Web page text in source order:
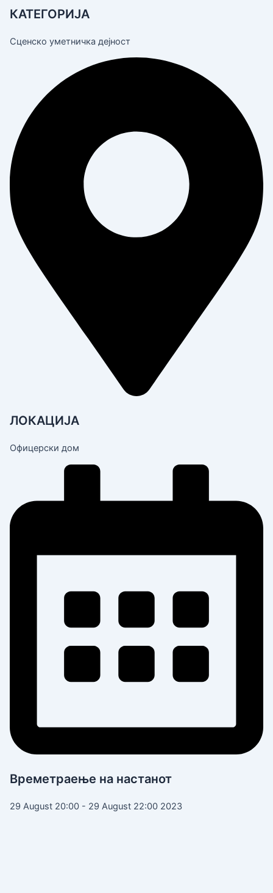
КАТЕГОРИЈА
Сценско уметничка дејност
ЛОКАЦИЈА
Офицерски дом
Времетраење на настанот
29 August 20:00 - 29 August 22:00 2023